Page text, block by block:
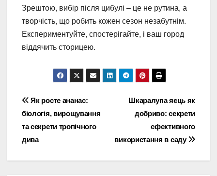
Зрештою, вибір після цибулі – це не рутина, а
творчість, що робить кожен сезон незабутнім.
Експериментуйте, спостерігайте, і ваш город
віддячить сторицею.
Навігація
записів
Шкаралупа яєць як
добриво: секрети
ефективного
використання в саду
Як росте ананас:
біологія, вирощування
та секрети тропічного
дива